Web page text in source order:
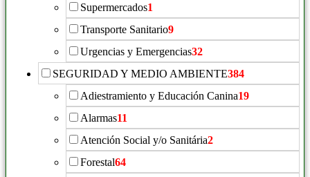
Supermercados1
Transporte Sanitario9
Urgencias y Emergencias32
SEGURIDAD Y MEDIO AMBIENTE384
Adiestramiento y Educación Canina19
Alarmas11
Atención Social y/o Sanitária2
Forestal64